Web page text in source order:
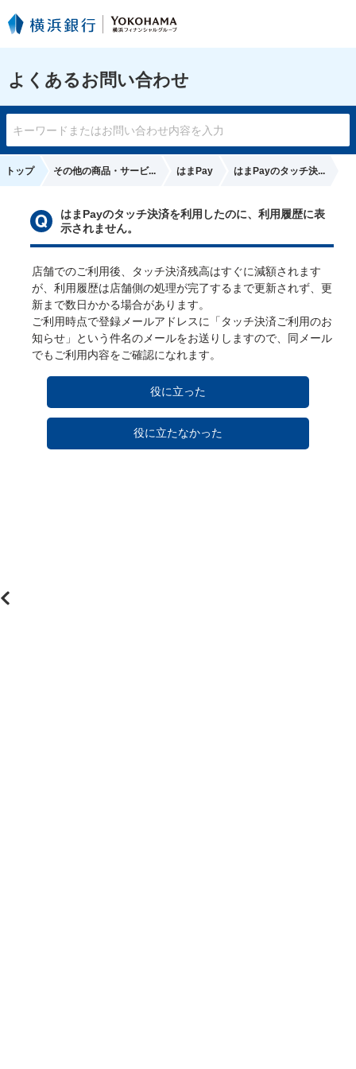
よくあるお問い合わせ
トップ その他の商品・サービ... はまPay はまPayのタッチ決...
はまPayのタッチ決済を利用したのに、利用履歴に表
示されません。
店舗でのご利用後、タッチ決済残高はすぐに減額されます
が、利用履歴は店舗側の処理が完了するまで更新されず、更
新まで数日かかる場合があります。
ご利用時点で登録メールアドレスに「タッチ決済ご利用のお
知らせ」という件名のメールをお送りしますので、同メール
でもご利用内容をご確認になれます。
役に立った
役に立たなかった